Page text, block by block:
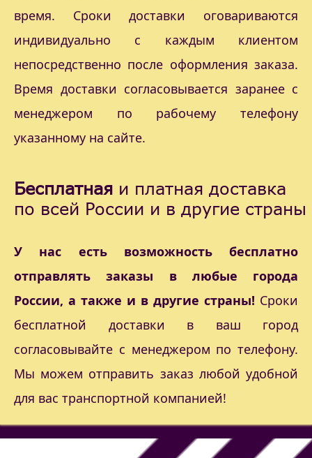
время. Сроки доставки оговариваются
индивидуально с каждым клиентом
непосредственно после оформления заказа.
Время доставки согласовывается заранее с
менеджером по рабочему телефону
указанному на сайте.
Бесплатная и платная доставка
по всей России и в другие страны
У нас есть возможность бесплатно
отправлять заказы в любые города
России, а также и в другие страны! Сроки
бесплатной доставки в ваш город
согласовывайте с менеджером по телефону.
Мы можем отправить заказ любой удобной
для вас транспортной компанией!